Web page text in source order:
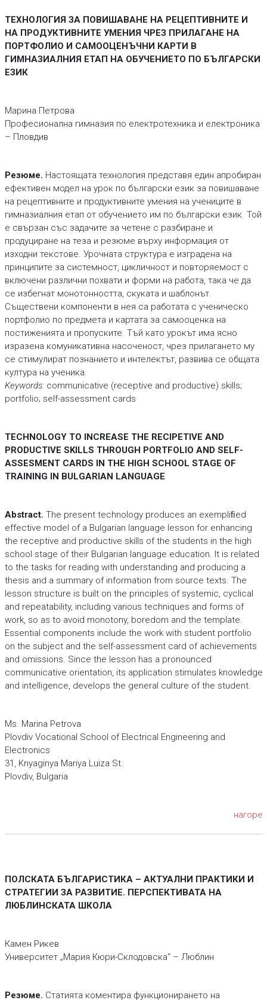
ТЕХНОЛОГИЯ ЗА ПОВИШАВАНЕ НА РЕЦЕПТИВНИТЕ И
НА ПРОДУКТИВНИТЕ УМЕНИЯ ЧРЕЗ ПРИЛАГАНЕ НА
ПОРТФОЛИО И САМООЦЕНЪЧНИ КАРТИ В
ГИМНАЗИАЛНИЯ ЕТАП НА ОБУЧЕНИЕТО ПО БЪЛГАРСКИ
ЕЗИК
Марина Петрова
Професионална гимназия по електротехника и електроника
– Пловдив
Резюме. Настоящата технология представя един апробиран
ефективен модел на урок по български език за повишаване
на рецептивните и продуктивните умения на учениците в
гимназиалния етап от обучението им по български език. Той
е свързан със задачите за четене с разбиране и
продуциране на теза и резюме върху информация от
изходни текстове. Урочната структура е изградена на
принципите за системност, цикличност и повторяемост с
включени различни похвати и форми на работа, така че да
се избегнат монотонността, скуката и шаблонът.
Съществени компоненти в нея са работата с ученическо
портфолио по предмета и картата за самооценка на
постиженията и пропуските. Тъй като урокът има ясно
изразена комуникативна насоченост, чрез прилагането му
се стимулират познанието и интелектът, развива се общата
култура на ученика.
Keywords:communicative (receptive and productive) skills;
portfolio; self-assessment cards
TECHNOLOGY TO INCREASE THE RECIPETIVE AND
PRODUCTIVE SKILLS THROUGH PORTFOLIO AND SELF-
ASSESMENT CARDS IN THE HIGH SCHOOL STAGE OF
TRAINING IN BULGARIAN LANGUAGE
Аbstract. The present technology produces an exempliﬁed
effective model of a Bulgarian language lesson for enhancing
the receptive and productive skills of the students in the high
school stage of their Bulgarian language education. It is related
to the tasks for reading with understanding and producing a
thesis and a summary of information from source texts. The
lesson structure is built on the principles of systemic, cyclical
and repeatability, including various techniques and forms of
work, so as to avoid monotony, boredom and the template.
Essential components include the work with student portfolio
on the subject and the self-assessment card of achievements
and omissions. Since the lesson has a pronounced
communicative orientation, its application stimulates knowledge
and intelligence, develops the general culture of the student.
Ms. Marina Petrova
Plovdiv Vocational School of Electrical Engineering and
Electronics
31, Knyaginya Mariya Luiza St.
Plovdiv, Bulgaria
нагоре
ПОЛСКАТА БЪЛГАРИСТИКА – АКТУАЛНИ ПРАКТИКИ И
СТРАТЕГИИ ЗА РАЗВИТИЕ. ПЕРСПЕКТИВАТА НА
ЛЮБЛИНСКАТА ШКОЛА
Камен Рикев
Университет „Мария Кюри-Склодовска“ – Люблин
Резюме. Статията коментира функционирането на